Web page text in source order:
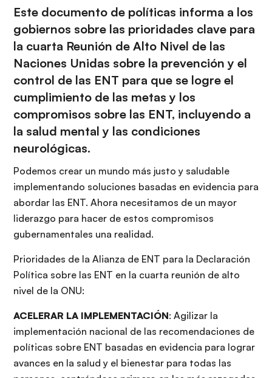
Este documento de políticas informa a los
gobiernos sobre las prioridades clave para
la cuarta Reunión de Alto Nivel de las
Naciones Unidas sobre la prevención y el
control de las ENT para que se logre el
cumplimiento de las metas y los
compromisos sobre las ENT, incluyendo a
la salud mental y las condiciones
neurológicas.
Podemos crear un mundo más justo y saludable
implementando soluciones basadas en evidencia para
abordar las ENT. Ahora necesitamos de un mayor
liderazgo para hacer de estos compromisos
gubernamentales una realidad.
Prioridades de la Alianza de ENT para la Declaración
Política sobre las ENT en la cuarta reunión de alto
nivel de la ONU:
ACELERAR LA IMPLEMENTACIÓN: Agilizar la
implementación nacional de las recomendaciones de
políticas sobre ENT basadas en evidencia para lograr
avances en la salud y el bienestar para todas las